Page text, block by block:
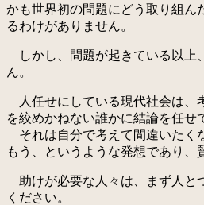
かも世界初の問題にどう取り組ん
るわけがありません。
しかし、問題が起きている以上
ん。
人任せにしている現代社会は、
を絞めかねない誰かに結論を任せ
それは自分で考えて間違いたく
もう、というような発想であり、
助けが必要な人々は、まず人と
ください。